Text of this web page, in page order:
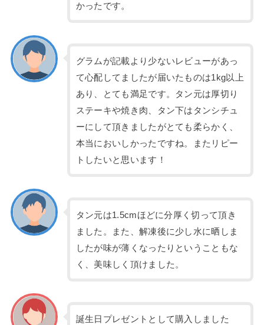
かったです。
グラムが記載より少ないレビューがあっ
て心配してましたが届いたものは1kg以上
あり、とても満足です。タン元は厚切り
ステーキや焼き肉、タン下はタンシチュ
ーにして頂きましたがとても柔らかく、
本当においしかったですね。またリピー
トしたいと思います！
タン元は1.5cmほどに分厚く切って頂き
ました。また、解凍後に少し水に晒しま
したが味が薄くなったりということもな
く、美味しく頂けました。
誕生日プレゼントとして購入しました